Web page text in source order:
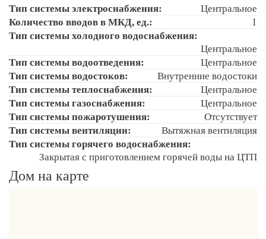
Тип системы электроснабжения: Центральное
Количество вводов в МКД, ед.: 1
Тип системы холодного водоснабжения:
Центральное
Тип системы водоотведения: Центральное
Тип системы водостоков: Внутренние водостоки
Тип системы теплоснабжения: Центральное
Тип системы газоснабжения: Центральное
Тип системы пожаротушения: Отсутствует
Тип системы вентиляции: Вытяжная вентиляция
Тип системы горячего водоснабжения:
Закрытая с приготовлением горячей воды на ЦТП
Дом на карте